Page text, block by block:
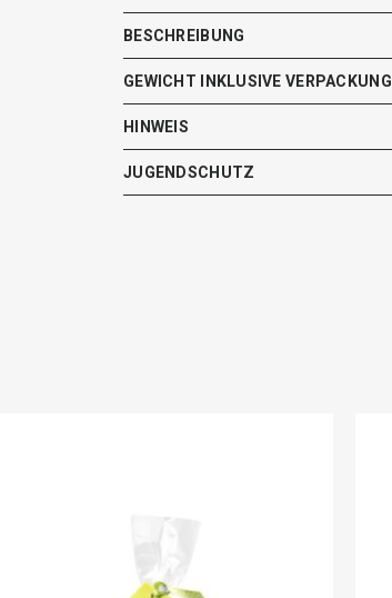
BESCHREIBUNG
GEWICHT INKLUSIVE VERPACKUNG
HINWEIS
JUGENDSCHUTZ